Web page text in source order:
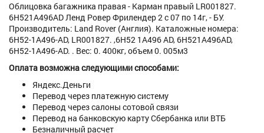
Облицовка багажника правая - Карман правый LR001827.
6H521A496AD Ленд Ровер Фрилендер 2 с 07 по 14г, - БУ.
Производитель: Land Rover (Англия). Каталожные номера:
6H52-1A496-AD, LR001827. ,6H52 1A496 AD, 6H521A496AD,
6H52-1A496-AD. . Вес: 0. 400кг, объем 0. 005м3
Оплата возможна следующими способами:
Яндекс.Деньги
Перевод через платежную систему
Перевод через салоны сотовой связи
Перевод на банковскую карту Сбербанка или ВТБ
Безналичный расчет